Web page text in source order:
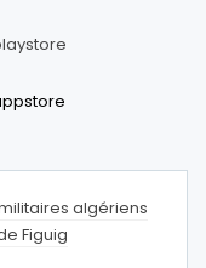
algériens
Figuig